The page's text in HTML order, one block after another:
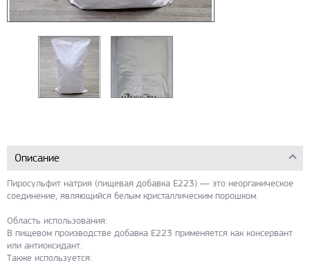
Описание
Пиросульфит натрия (пищевая добавка Е223) — это неорганическое
соединение, являющийся белым кристаллическим порошком.
Область использования:
В пищевом производстве добавка Е223 применяется как консервант
или антиоксидант.
Также используется: